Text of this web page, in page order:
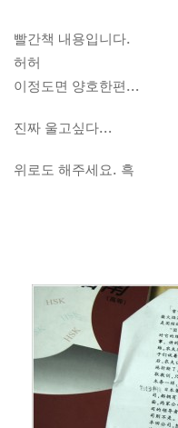
빨간책 내용입니다.
허허
이정도면 양호한편…
진짜 울고싶다…
위로도 해주세요. 흑